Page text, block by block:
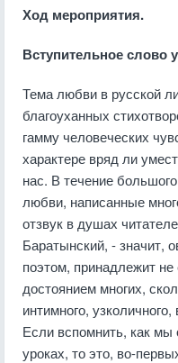
Ход мероприятия.
Вступительное слово
Тема любви в русской
благоуханных
гамму человеческих
характере вряд ли
нас. В течение
любви, написанные
отзвук в душах
Баратынский, - значит,
поэтом, принадлежит
достоянием многих,
интимного,
Если вспомнить, как
уроках, то это, во-